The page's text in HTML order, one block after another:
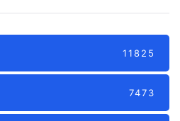
11825
7473